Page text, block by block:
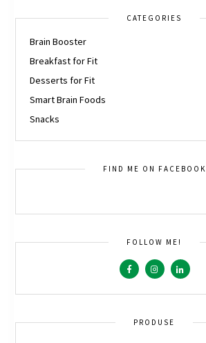
CATEGORIES
Brain Booster
Breakfast for Fit
Desserts for Fit
Smart Brain Foods
Snacks
FIND ME ON FACEBOOK
FOLLOW ME!
PRODUSE